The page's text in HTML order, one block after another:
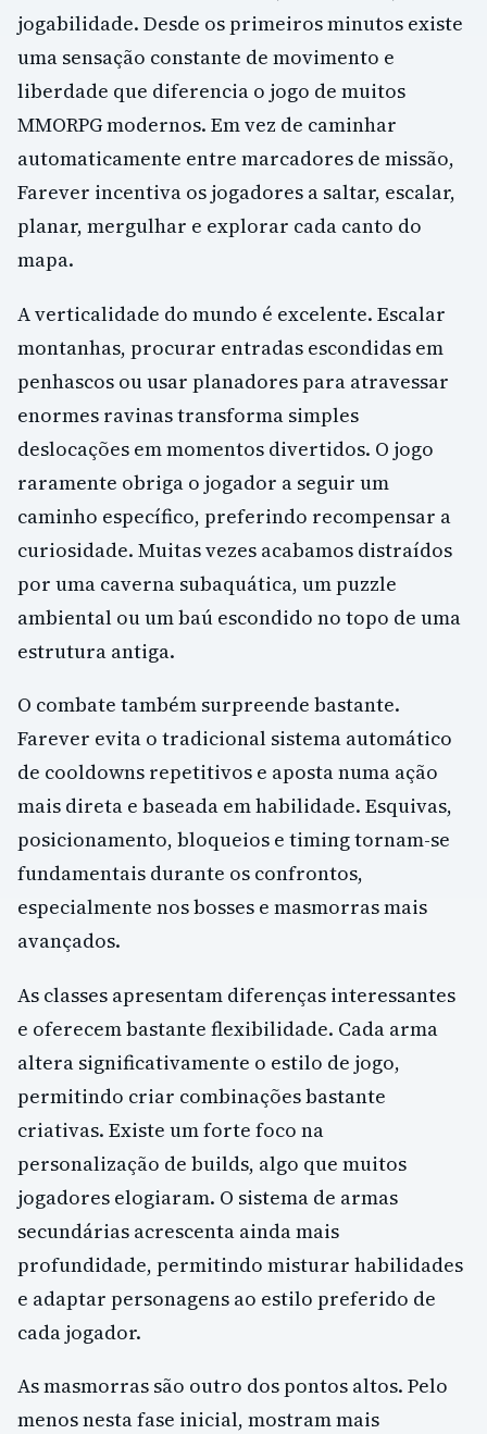
jogabilidade. Desde os primeiros minutos existe
uma sensação constante de movimento e
liberdade que diferencia o jogo de muitos
MMORPG modernos. Em vez de caminhar
automaticamente entre marcadores de missão,
Farever incentiva os jogadores a saltar, escalar,
planar, mergulhar e explorar cada canto do
mapa.
A verticalidade do mundo é excelente. Escalar
montanhas, procurar entradas escondidas em
penhascos ou usar planadores para atravessar
enormes ravinas transforma simples
deslocações em momentos divertidos. O jogo
raramente obriga o jogador a seguir um
caminho específico, preferindo recompensar a
curiosidade. Muitas vezes acabamos distraídos
por uma caverna subaquática, um puzzle
ambiental ou um baú escondido no topo de uma
estrutura antiga.
O combate também surpreende bastante.
Farever evita o tradicional sistema automático
de cooldowns repetitivos e aposta numa ação
mais direta e baseada em habilidade. Esquivas,
posicionamento, bloqueios e timing tornam-se
fundamentais durante os confrontos,
especialmente nos bosses e masmorras mais
avançados.
As classes apresentam diferenças interessantes
e oferecem bastante flexibilidade. Cada arma
altera significativamente o estilo de jogo,
permitindo criar combinações bastante
criativas. Existe um forte foco na
personalização de builds, algo que muitos
jogadores elogiaram. O sistema de armas
secundárias acrescenta ainda mais
profundidade, permitindo misturar habilidades
e adaptar personagens ao estilo preferido de
cada jogador.
As masmorras são outro dos pontos altos. Pelo
menos nesta fase inicial, mostram mais